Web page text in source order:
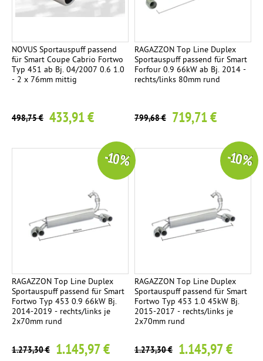
NOVUS Sportauspuff passend
für Smart Coupe Cabrio Fortwo
Typ 451 ab Bj. 04/2007 0.6 1.0
- 2 x 76mm mittig
498,75 € 433,91 €
RAGAZZON Top Line Duplex
Sportauspuff passend für Smart
Forfour 0.9 66kW ab Bj. 2014 -
rechts/links 80mm rund
799,68 € 719,71 €
RAGAZZON Top Line Duplex
Sportauspuff passend für Smart
Fortwo Typ 453 0.9 66kW Bj.
2014-2019 - rechts/links je
2x70mm rund
1.273,30 € 1.145,97 €
-10 %
RAGAZZON Top Line Duplex
Sportauspuff passend für Smart
Fortwo Typ 453 1.0 45kW Bj.
2015-2017 - rechts/links je
2x70mm rund
1.273,30 € 1.145,97 €
-10 %